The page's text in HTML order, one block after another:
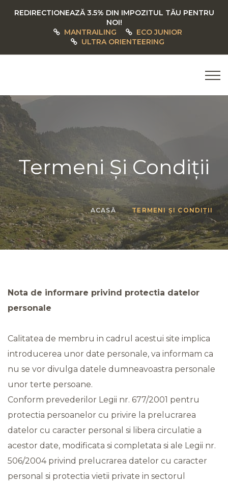
REDIRECTIONEAZĂ 3.5% DIN IMPOZITUL TĂU PENTRU
NOI!
MANTRAILING
ECO JUNIOR
ULTRA ORIENTEERING
Termeni Și Condiții
ACASĂ TERMENI ȘI CONDIȚII
Nota de informare privind protectia datelor
personale
Calitatea de membru in cadrul acestui site implica
introducerea unor date personale, va informam ca
nu se vor divulga datele dumneavoastra personale
unor terte persoane.
Conform prevederilor Legii nr. 677/2001 pentru
protectia persoanelor cu privire la prelucrarea
datelor cu caracter personal si libera circulatie a
acestor date, modificata si completata si ale Legii nr.
506/2004 privind prelucrarea datelor cu caracter
personal si protectia vietii private in sectorul